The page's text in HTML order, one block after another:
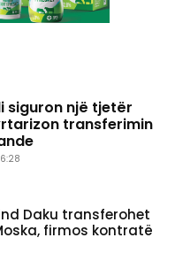
siguron një tjetër
transferimin
Daku transferohet
firmos kontratë